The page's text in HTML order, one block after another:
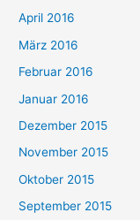
April 2016
März 2016
Februar 2016
Januar 2016
Dezember 2015
November 2015
Oktober 2015
September 2015